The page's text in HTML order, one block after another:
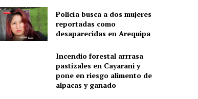
Policía busca a dos mujeres
reportadas como
desaparecidas en Arequipa
Incendio forestal arrrasa
pastizales en Cayarani y
pone en riesgo alimento de
alpacas y ganado